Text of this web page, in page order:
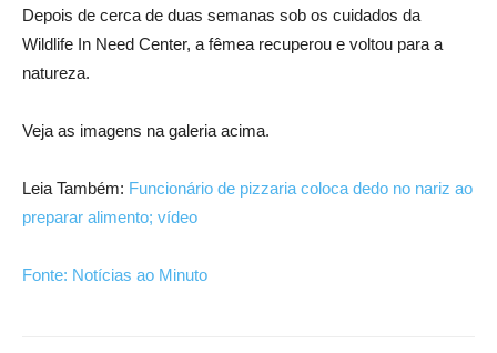
Depois de cerca de duas semanas sob os cuidados da
Wildlife In Need Center, a fêmea recuperou e voltou para a
natureza.
Veja as imagens na galeria acima.
Leia Também: Funcionário de pizzaria coloca dedo no nariz ao
preparar alimento; vídeo
Fonte: Notícias ao Minuto